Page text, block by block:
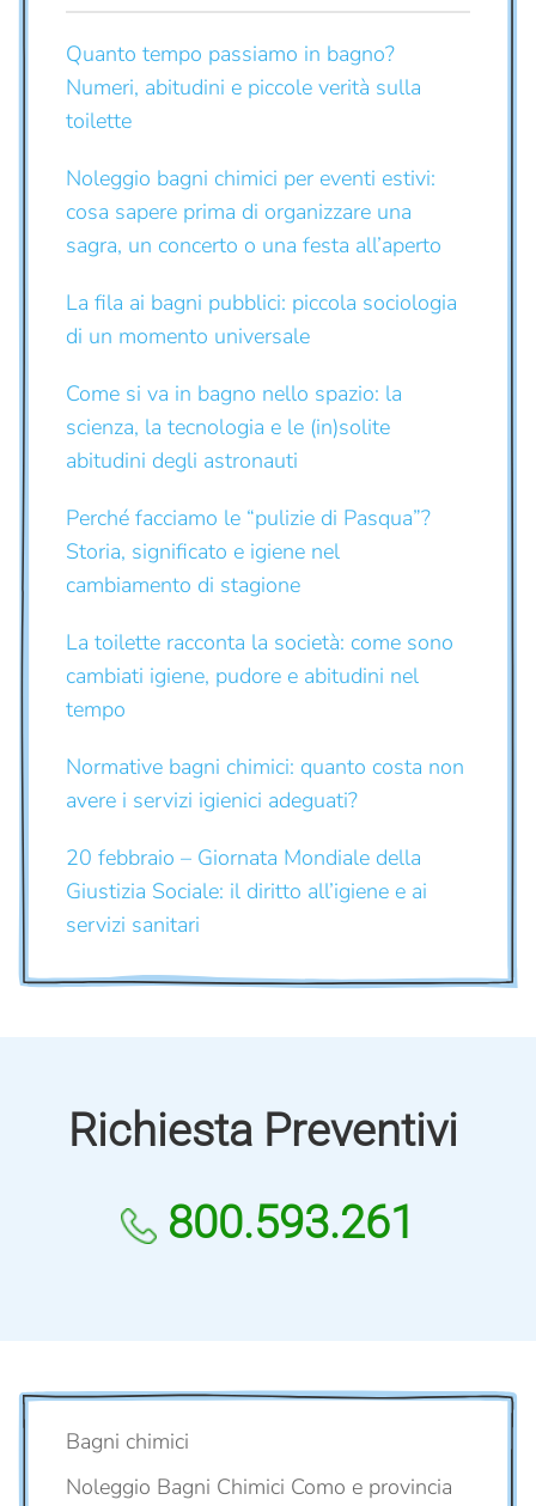
Quanto tempo passiamo in bagno?
Numeri, abitudini e piccole verità sulla
toilette
Noleggio bagni chimici per eventi estivi:
cosa sapere prima di organizzare una
sagra, un concerto o una festa all’aperto
La fila ai bagni pubblici: piccola sociologia
di un momento universale
Come si va in bagno nello spazio: la
scienza, la tecnologia e le (in)solite
abitudini degli astronauti
Perché facciamo le “pulizie di Pasqua”?
Storia, significato e igiene nel
cambiamento di stagione
La toilette racconta la società: come sono
cambiati igiene, pudore e abitudini nel
tempo
Normative bagni chimici: quanto costa non
avere i servizi igienici adeguati?
20 febbraio – Giornata Mondiale della
Giustizia Sociale: il diritto all’igiene e ai
servizi sanitari
Richiesta Preventivi
800.593.261
Bagni chimici
Noleggio Bagni Chimici Como e provincia